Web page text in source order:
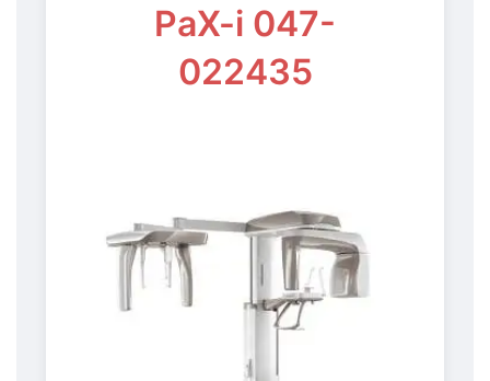
PaX-i 047-
022435